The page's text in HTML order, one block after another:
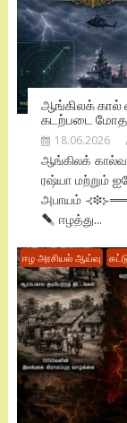
ஆங்கிலக் கால்
கடற்படை
18.06.2026
ஆங்கிலக்
ரஷ்யா மற்றும்
அபாயம்
ஈழத்து...
ஈழ அரசியல் ஆய்வு